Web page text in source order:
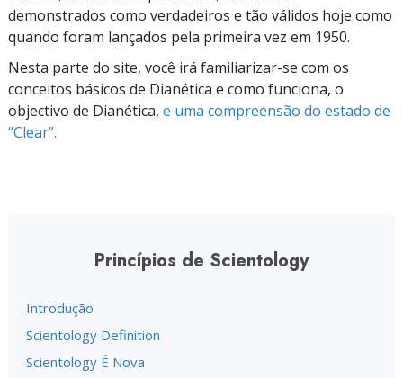
demonstrados como verdadeiros e tão válidos hoje como
quando foram lançados pela primeira vez em 1950.
Nesta parte do site, você irá familiarizar-se com os
conceitos básicos de Dianética e como funciona, o
objectivo de Dianética, e uma compreensão do estado de
“Clear”.
Princípios de Scientology
Introdução
Scientology Definition
Scientology É Nova